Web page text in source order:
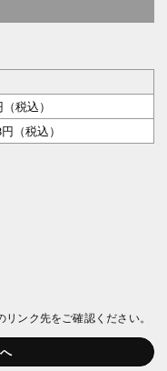
税込）
（税込）
ンク先をご確認ください。